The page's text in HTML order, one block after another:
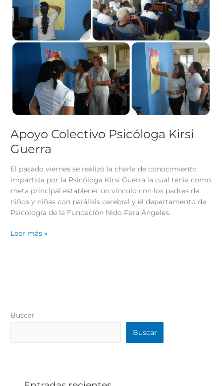
Apoyo Colectivo Psicóloga Kirsi
Guerra
El pasado viernes se realizó la charla de conocimiento
impartida por la Psicóloga Kirsi Guerra la cual tenia como
meta principal establecer un vinculo con los padres de
niños y niñas con parálisis cerebral y el departamento de
Psicología de la Fundación Nido Para Ángeles.
Guerra
Leer más »
Buscar
Buscar